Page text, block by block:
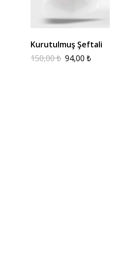
Kurutulmuş Şeftali
150,00₺ 94,00 ₺